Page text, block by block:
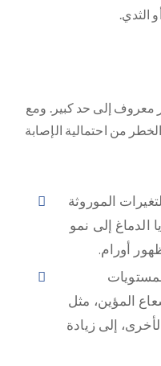
الثدي.
معروف إلى حد كبير. ومع
من احتمالية الإصابة
الموروثة
الدماغ إلى نمو
أورام.
المؤين، مثل
إلى زيادة